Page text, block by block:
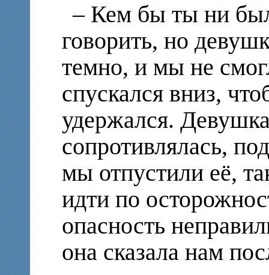
– Кем бы ты ни
говорить, но
темно, и мы не
спускался вниз,
удержался.
сопротивлялась,
мы отпустили её,
идти по
опасность
она сказала нам